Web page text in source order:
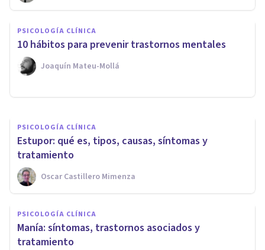
PSICOLOGÍA CLÍNICA
10 hábitos para prevenir trastornos mentales
Joaquín Mateu-Mollá
¿Por qué tengo ganas de
llorar? Causas, y qué hacer
PSICOLOGÍA CLÍNICA
Estupor: qué es, tipos, causas, síntomas y
tratamiento
Oscar Castillero Mimenza
PSICOLOGÍA CLÍNICA
Manía: síntomas, trastornos asociados y
tratamiento